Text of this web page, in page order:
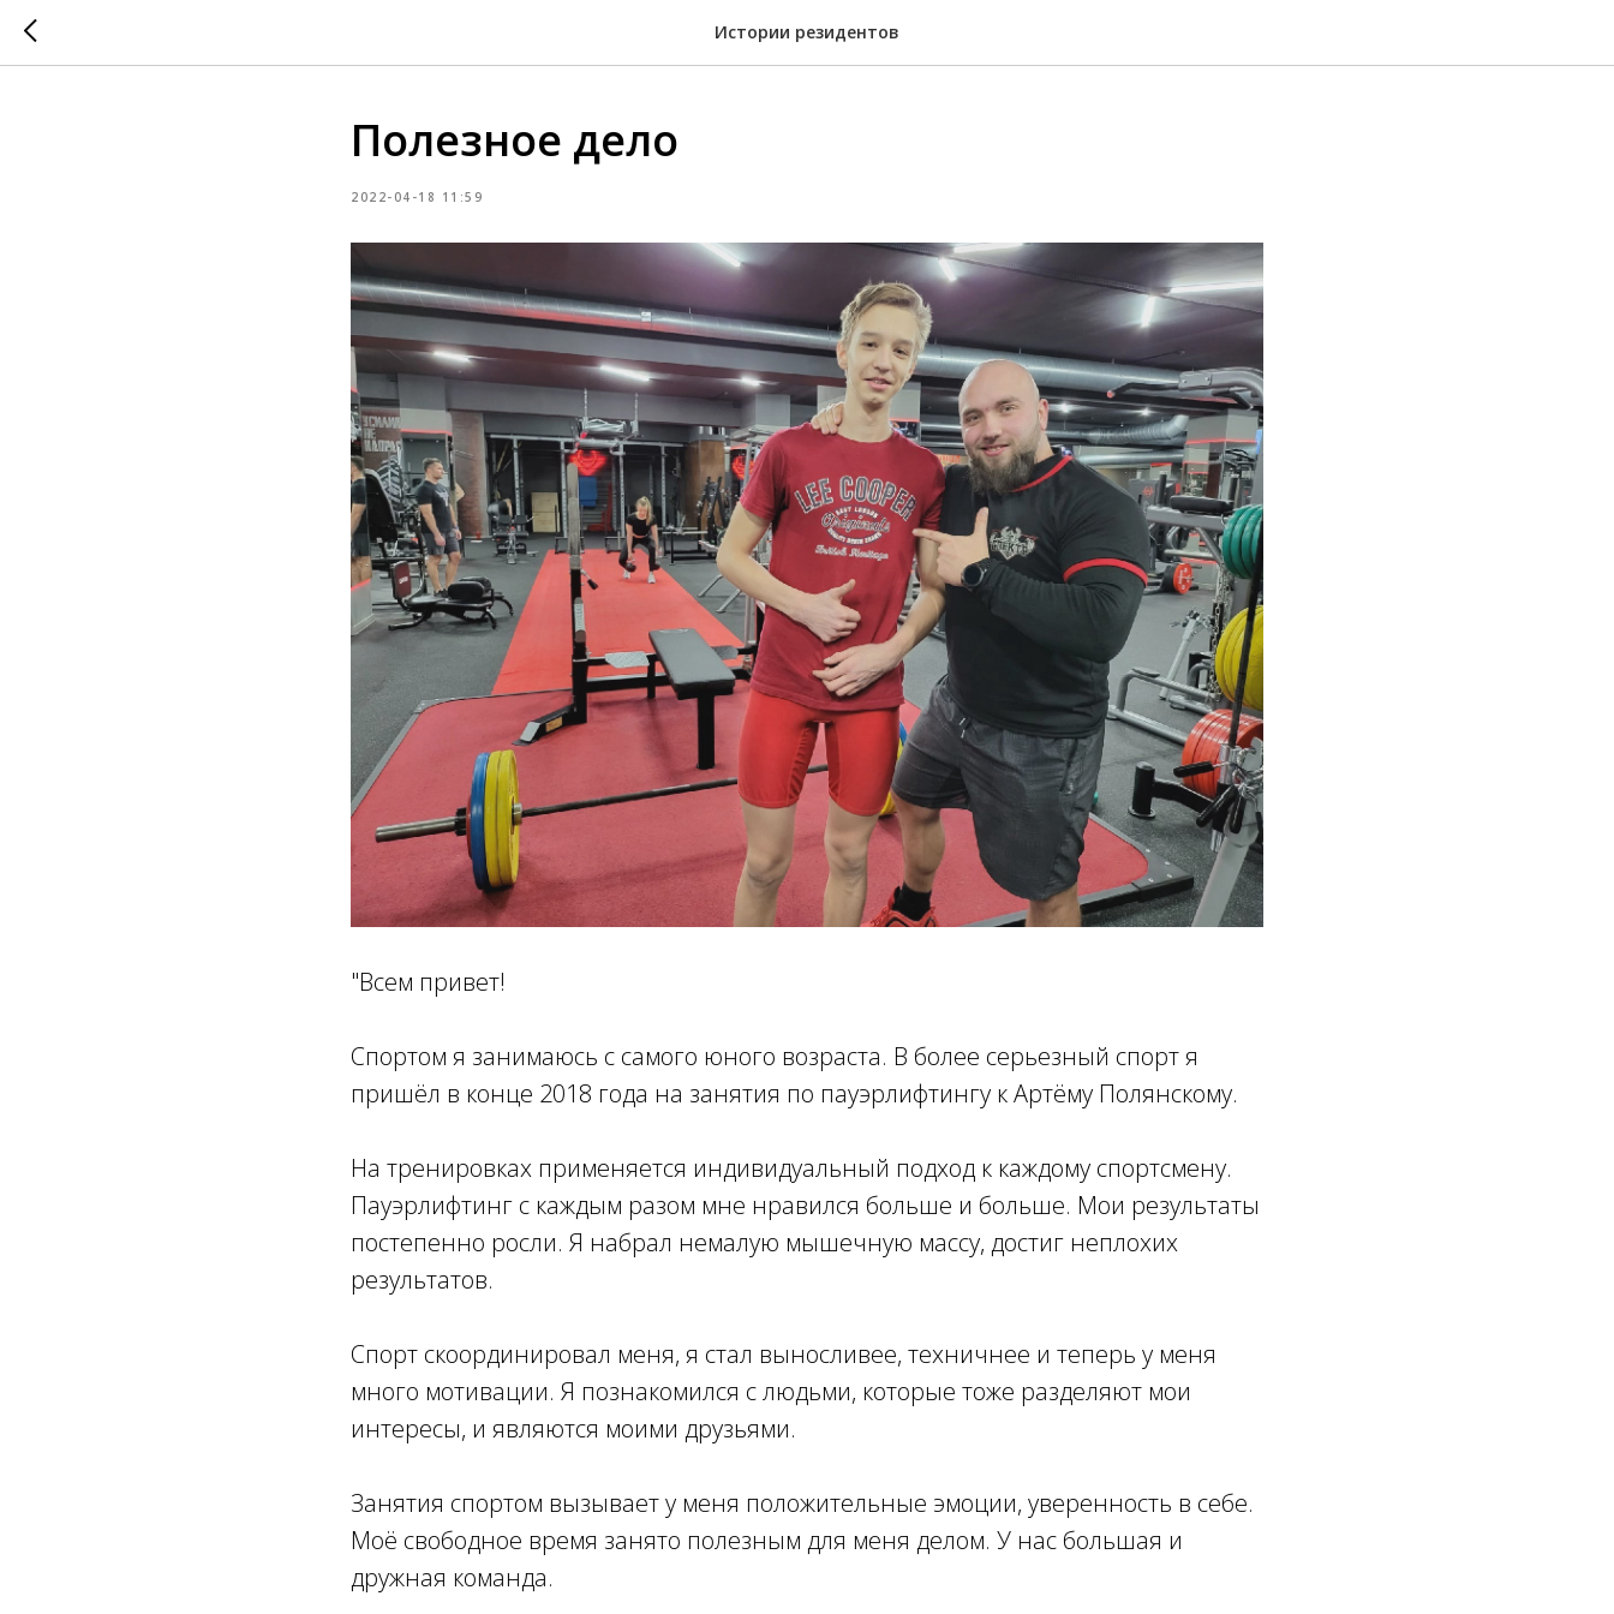
Истории резидентов
Полезное дело
2022-04-18 11:59
"Всем привет!
Спортом я занимаюсь с самого юного возраста. В более серьезный спорт я
пришёл в конце 2018 года на занятия по пауэрлифтингу к Артёму Полянскому.
На тренировках применяется индивидуальный подход к каждому спортсмену.
Пауэрлифтинг с каждым разом мне нравился больше и больше. Мои результаты
постепенно росли. Я набрал немалую мышечную массу, достиг неплохих
результатов.
Спорт скоординировал меня, я стал выносливее, техничнее и теперь у меня
много мотивации. Я познакомился с людьми, которые тоже разделяют мои
интересы, и являются моими друзьями.
Занятия спортом вызывает у меня положительные эмоции, уверенность в себе.
Моё свободное время занято полезным для меня делом. У нас большая и
дружная команда.